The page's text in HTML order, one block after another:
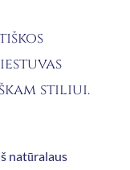
stiliui.
natūralaus